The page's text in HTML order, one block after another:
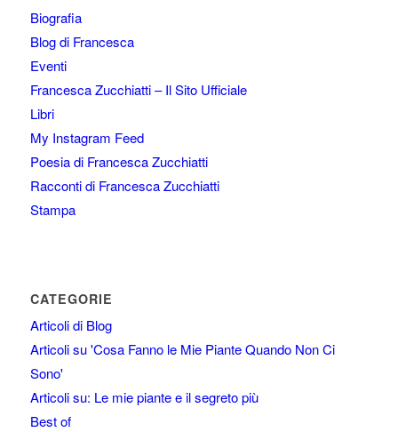
Biografia
Blog di Francesca
Eventi
Francesca Zucchiatti – Il Sito Ufficiale
Libri
My Instagram Feed
Poesia di Francesca Zucchiatti
Racconti di Francesca Zucchiatti
Stampa
CATEGORIE
Articoli di Blog
Articoli su 'Cosa Fanno le Mie Piante Quando Non Ci
Sono'
Articoli su: Le mie piante e il segreto più
Best of